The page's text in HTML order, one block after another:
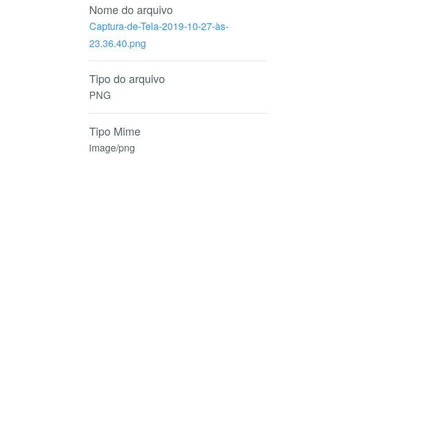
Nome do arquivo
Captura-de-Tela-2019-10-27-às-
23.36.40.png
Tipo do arquivo
PNG
Tipo Mime
image/png